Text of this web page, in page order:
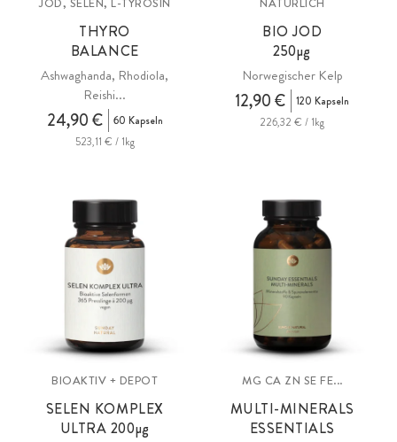
THYRO
BALANCE
Ashwaghanda, Rhodiola,
Reishi...
24,90 €
60 Kapseln
523,11 € / 1kg
BIO JOD
250µg
Norwegischer Kelp
12,90 €
120 Kapseln
226,32 € / 1kg
BIOAKTIV + DEPOT
SELEN KOMPLEX
ULTRA 200µg
MG CA ZN SE FE...
MULTI-MINERALS
ESSENTIALS